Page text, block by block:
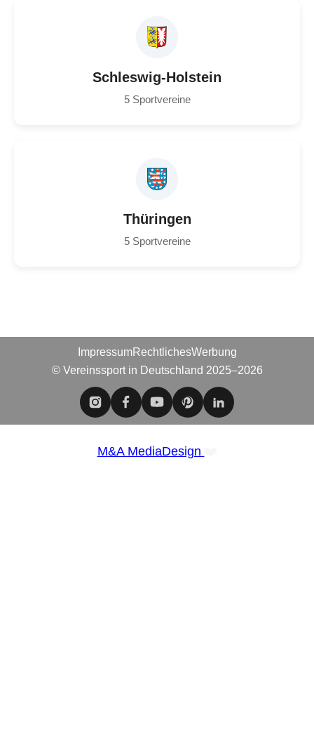
Schleswig-Holstein
5 Sportvereine
Thüringen
5 Sportvereine
ImpressumRechtlichesWerbung
© Vereinssport in Deutschland 2025–2026
M&A MediaDesign